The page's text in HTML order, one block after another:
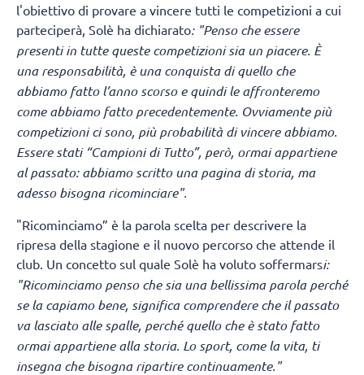
l'obiettivo di provare a vincere tutti le competizioni a cui
parteciperà, Solè ha dichiarato: "Penso che essere
presenti in tutte queste competizioni sia un piacere. È
una responsabilità, è una conquista di quello che
abbiamo fatto l’anno scorso e quindi le affronteremo
come abbiamo fatto precedentemente. Ovviamente più
competizioni ci sono, più probabilità di vincere abbiamo.
Essere stati “Campioni di Tutto”, però, ormai appartiene
al passato: abbiamo scritto una pagina di storia, ma
adesso bisogna ricominciare".
"Ricominciamo” è la parola scelta per descrivere la
ripresa della stagione e il nuovo percorso che attende il
club. Un concetto sul quale Solè ha voluto soffermarsi:
"Ricominciamo penso che sia una bellissima parola perché
se la capiamo bene, significa comprendere che il passato
va lasciato alle spalle, perché quello che è stato fatto
ormai appartiene alla storia. Lo sport, come la vita, ti
insegna che bisogna ripartire continuamente."